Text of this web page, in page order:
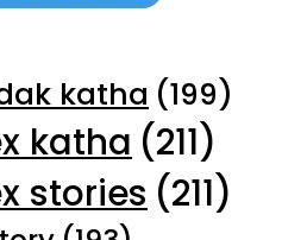
katha (199)
katha (211)
stories (211)